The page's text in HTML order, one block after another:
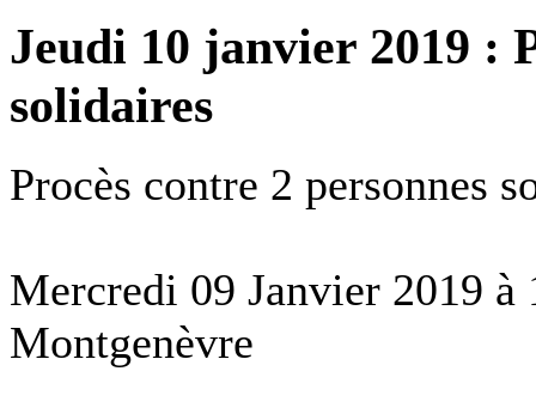
Jeudi 10 janvier 2019 :
solidaires
Procès contre 2 personnes
Mercredi 09 Janvier 2019 à
Montgenèvre